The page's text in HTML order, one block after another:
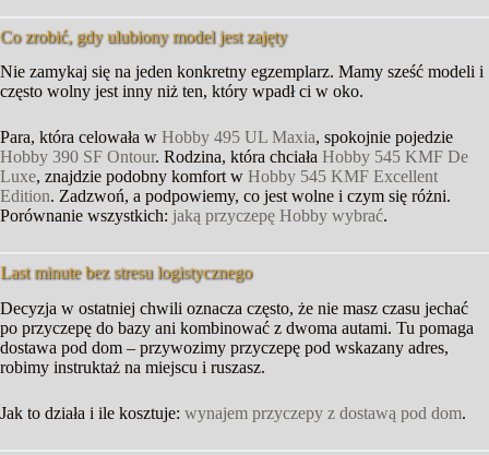
Co zrobić, gdy ulubiony model jest zajęty
Nie zamykaj się na jeden konkretny egzemplarz. Mamy sześć modeli i
często wolny jest inny niż ten, który wpadł ci w oko.
Para, która celowała w Hobby 495 UL Maxia, spokojnie pojedzie
Hobby 390 SF Ontour. Rodzina, która chciała Hobby 545 KMF De
Luxe, znajdzie podobny komfort w Hobby 545 KMF Excellent
Edition. Zadzwoń, a podpowiemy, co jest wolne i czym się różni.
Porównanie wszystkich: jaką przyczepę Hobby wybrać.
Last minute bez stresu logistycznego
Decyzja w ostatniej chwili oznacza często, że nie masz czasu jechać
po przyczepę do bazy ani kombinować z dwoma autami. Tu pomaga
dostawa pod dom – przywozimy przyczepę pod wskazany adres,
robimy instruktaż na miejscu i ruszasz.
Jak to działa i ile kosztuje: wynajem przyczepy z dostawą pod dom.